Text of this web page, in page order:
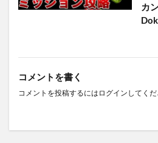
カ
コメントを書く
コメントを投稿するには ログイン してくだ